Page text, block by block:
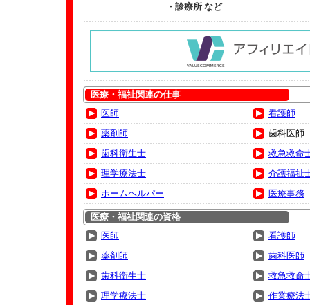
・診療所 など
医療・福祉関連の仕事
医師
看護師
薬剤師
歯科医師
歯科衛生士
救急救命
理学療法士
介護福祉
ホームヘルパー
医療事務
医療・福祉関連の資格
医師
看護師
薬剤師
歯科医師
歯科衛生士
救急救命
理学療法士
作業療法